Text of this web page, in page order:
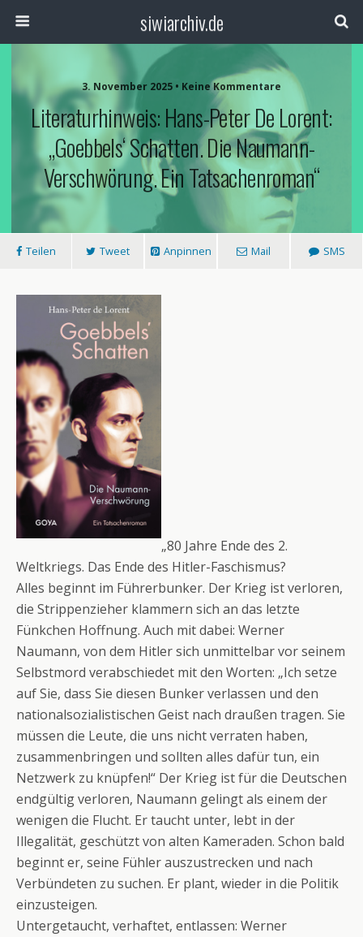
siwiarchiv.de
3. November 2025 • Keine Kommentare
Literaturhinweis: Hans-Peter De Lorent:
„Goebbels‘ Schatten. Die Naumann-
Verschwörung. Ein Tatsachenroman“
Teilen Tweet Anpinnen Mail SMS
„80 Jahre Ende des 2.
Weltkriegs. Das Ende des Hitler-Faschismus?
Alles beginnt im Führerbunker. Der Krieg ist verloren,
die Strippenzieher klammern sich an das letzte
Fünkchen Hoffnung. Auch mit dabei: Werner
Naumann, von dem Hitler sich unmittelbar vor seinem
Selbstmord verabschiedet mit den Worten: „Ich setze
auf Sie, dass Sie diesen Bunker verlassen und den
nationalsozialistischen Geist nach draußen tragen. Sie
müssen die Leute, die uns nicht verraten haben,
zusammenbringen und sollten alles dafür tun, ein
Netzwerk zu knüpfen!“ Der Krieg ist für die Deutschen
endgültig verloren, Naumann gelingt als einem der
wenigen die Flucht. Er taucht unter, lebt in der
Illegalität, geschützt von alten Kameraden. Schon bald
beginnt er, seine Fühler auszustrecken und nach
Verbündeten zu suchen. Er plant, wieder in die Politik
einzusteigen.
Untergetaucht, verhaftet, entlassen: Werner